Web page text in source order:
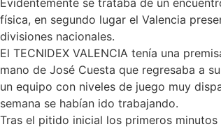
Evidentemente se trataba de un
física, en segundo lugar el Valencia
divisiones nacionales.
El TECNIDEX VALENCIA tenía una
mano de José Cuesta que regresaba a
un equipo con niveles de juego muy
semana se habían ido trabajando.
Tras el pitido inicial los primeros